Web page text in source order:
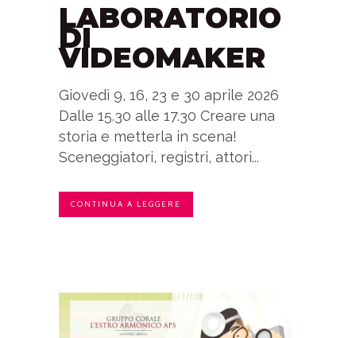
LABORATORIO
DI
VIDEOMAKER
Giovedì 9, 16, 23 e 30 aprile 2026
Dalle 15.30 alle 17.30 Creare una
storia e metterla in scena!
Sceneggiatori, registri, attori...
CONTINUA A LEGGERE